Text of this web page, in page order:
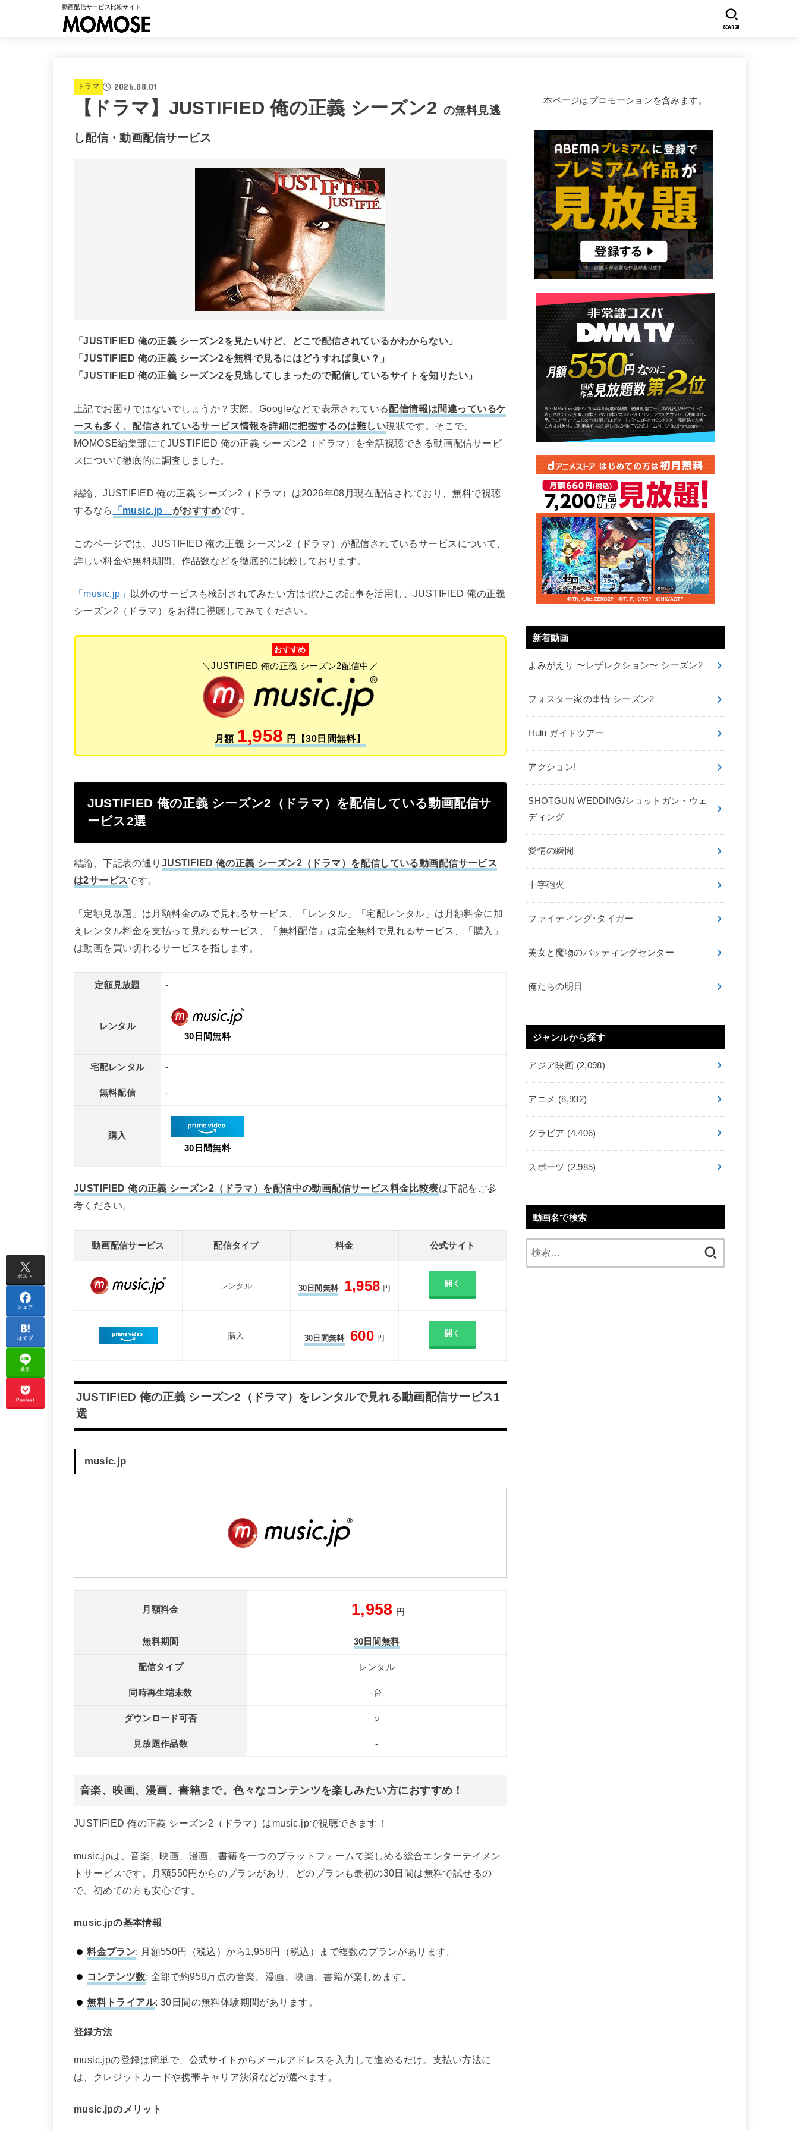
動画配信サービス比較サイト
SEARCH
ドラマ 2026.08.01
【ドラマ】JUSTIFIED 俺の正義 シーズン2 の無料見逃
し配信・動画配信サービス
「JUSTIFIED 俺の正義 シーズン2を見たいけど、どこで配信されているかわからない」
「JUSTIFIED 俺の正義 シーズン2を無料で見るにはどうすれば良い？」
「JUSTIFIED 俺の正義 シーズン2を見逃してしまったので配信しているサイトを知りたい」
上記でお困りではないでしょうか？実際、Googleなどで表示されている配信情報は間違っているケ
ースも多く、配信されているサービス情報を詳細に把握するのは難しい現状です。そこで、
MOMOSE編集部にてJUSTIFIED 俺の正義 シーズン2（ドラマ）を全話視聴できる動画配信サービ
スについて徹底的に調査しました。
結論、JUSTIFIED 俺の正義 シーズン2（ドラマ）は2026年08月現在配信されており、無料で視聴
するなら
「music.jp」 がおすすめです。
このページでは、JUSTIFIED 俺の正義 シーズン2（ドラマ）が配信されているサービスについて、
詳しい料金や無料期間、作品数などを徹底的に比較しております。
「music.jp」 以外のサービスも検討されてみたい方はぜひこの記事を活用し、JUSTIFIED 俺の正義
シーズン2（ドラマ）をお得に視聴してみてください。
おすすめ
＼JUSTIFIED 俺の正義 シーズン2配信中／
月額 1,958 円【30日間無料】
JUSTIFIED 俺の正義 シーズン2（ドラマ）を配信している動画配信サ
ービス2選
結論、下記表の通り JUSTIFIED 俺の正義 シーズン2（ドラマ）を配信している動画配信サービス
は2サービスです。
「定額見放題」は月額料金のみで見れるサービス、「レンタル」「宅配レンタル」は月額料金に加
えレンタル料金を支払って見れるサービス、「無料配信」は完全無料で見れるサービス、「購入」
は動画を買い切れるサービスを指します。
定額見放題 -
レンタル
30日間無料
宅配レンタル -
無料配信 -
購入
30日間無料
JUSTIFIED 俺の正義 シーズン2（ドラマ）を配信中の動画配信サービス料金比較表は下記をご参
考ください。
動画配信サービス 配信タイプ 料金 公式サイト
レンタル 30日間無料 1,958 円 開く
購入 30日間無料 600 円 開く
JUSTIFIED 俺の正義 シーズン2（ドラマ）をレンタルで見れる動画配信サービス1
選
music.jp
月額料金 1,958 円
無料期間 30日間無料
配信タイプ レンタル
同時再生端末数 -台
ダウンロード可否 ○
見放題作品数 -
音楽、映画、漫画、書籍まで。色々なコンテンツを楽しみたい方におすすめ！
JUSTIFIED 俺の正義 シーズン2（ドラマ）はmusic.jpで視聴できます！
music.jpは、音楽、映画、漫画、書籍を一つのプラットフォームで楽しめる総合エンターテイメン
トサービスです。月額550円からのプランがあり、どのプランも最初の30日間は無料で試せるの
で、初めての方も安心です。
music.jpの基本情報
料金プラン: 月額550円（税込）から1,958円（税込）まで複数のプランがあります。
コンテンツ数: 全部で約958万点の音楽、漫画、映画、書籍が楽しめます。
無料トライアル: 30日間の無料体験期間があります。
登録方法
music.jpの登録は簡単で、公式サイトからメールアドレスを入力して進めるだけ。支払い方法に
は、クレジットカードや携帯キャリア決済などが選べます。
music.jpのメリット
ポスト
シェア
はてブ
送る
Pocket
本ページはプロモーションを含みます。
新着動画
よみがえり 〜レザレクション〜 シーズン2
フォスター家の事情 シーズン2
Hulu ガイドツアー
アクション!
SHOTGUN WEDDING/ショットガン・ウェ
ディング
愛情の瞬間
十字砲火
ファイティング･タイガー
美女と魔物のバッティングセンター
俺たちの明日
ジャンルから探す
アジア映画 (2,098)
アニメ (8,932)
グラビア (4,406)
スポーツ (2,985)
動画名で検索